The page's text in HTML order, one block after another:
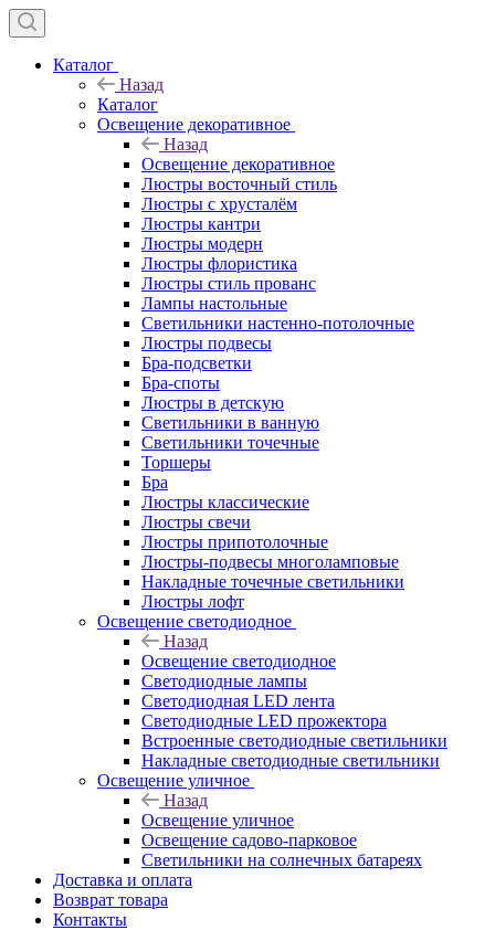
Каталог
Назад
Каталог
Освещение декоративное
Назад
Освещение декоративное
Люстры восточный стиль
Люстры с хрусталём
Люстры кантри
Люстры модерн
Люстры флористика
Люстры стиль прованс
Лампы настольные
Светильники настенно-потолочные
Люстры подвесы
Бра-подсветки
Бра-споты
Люстры в детскую
Светильники в ванную
Светильники точечные
Торшеры
Бра
Люстры классические
Люстры свечи
Люстры припотолочные
Люстры-подвесы многоламповые
Накладные точечные светильники
Люстры лофт
Освещение светодиодное
Назад
Освещение светодиодное
Светодиодные лампы
Светодиодная LED лента
Светодиодные LED прожектора
Встроенные светодиодные светильники
Накладные светодиодные светильники
Освещение уличное
Назад
Освещение уличное
Освещение садово-парковое
Светильники на солнечных батареях
Доставка и оплата
Возврат товара
Контакты